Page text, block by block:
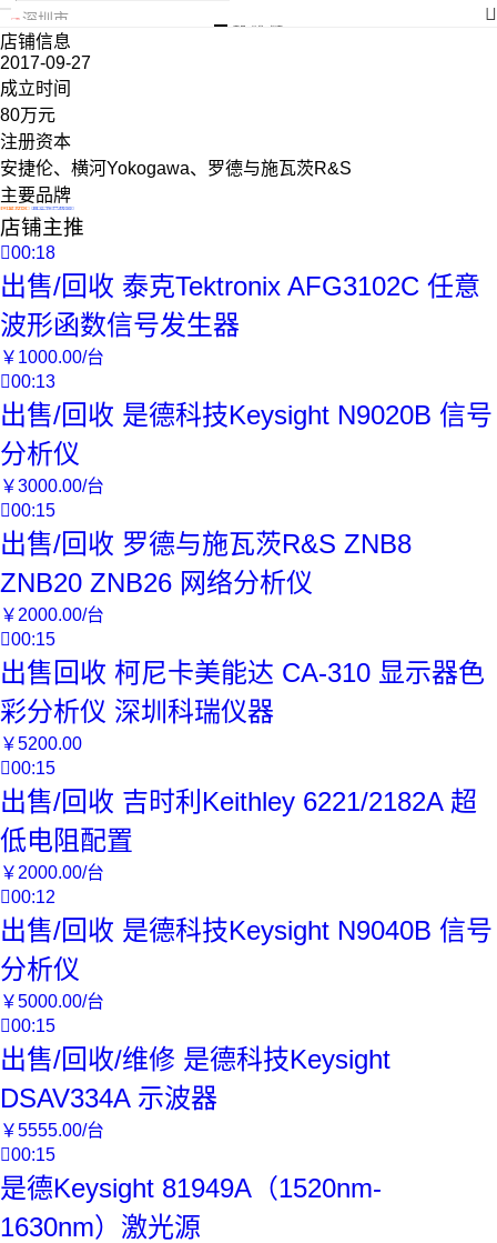
深圳市科瑞电子仪器设备有限公司 
7年 深圳市
首页 商品 分类 档案
店铺信息
2017-09-27
成立时间
80万元
注册资本
安捷伦、横河Yokogawa、罗德与施瓦茨R&S
主要品牌
回复及时 真实性已核验
店铺主推
00:18
出售/回收 泰克Tektronix AFG3102C 任意
波形函数信号发生器
￥ 1000.00/台
00:13
出售/回收 是德科技Keysight N9020B 信号
分析仪
￥3000.00/台
00:15
出售/回收 罗德与施瓦茨R&S ZNB8
ZNB20 ZNB26 网络分析仪
￥ 2000.00/台
00:15
出售回收 柯尼卡美能达 CA-310 显示器色
彩分析仪 深圳科瑞仪器
￥5200.00
00:15
出售/回收 吉时利Keithley 6221/2182A 超
低电阻配置
￥ 2000.00/台
00:12
出售/回收 是德科技Keysight N9040B 信号
分析仪
￥5000.00/台
00:15
出售/回收/维修 是德科技Keysight
DSAV334A 示波器
￥5555.00/台
00:15
是德Keysight 81949A（1520nm-
1630nm）激光源